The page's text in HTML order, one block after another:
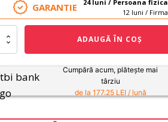
GARANTIE
24 luni / Persoana fizica
12 luni / Firma
ADAUGĂ ÎN COȘ
Cumpără acum, plătește mai
târziu
de la 177.25 LEI / lună